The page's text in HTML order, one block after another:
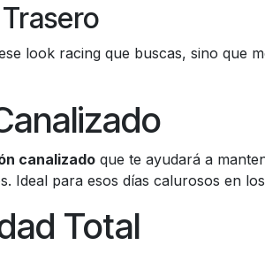
look racing que buscas, sino que
canalizado que te ayudará a
para esos días calurosos en
Total